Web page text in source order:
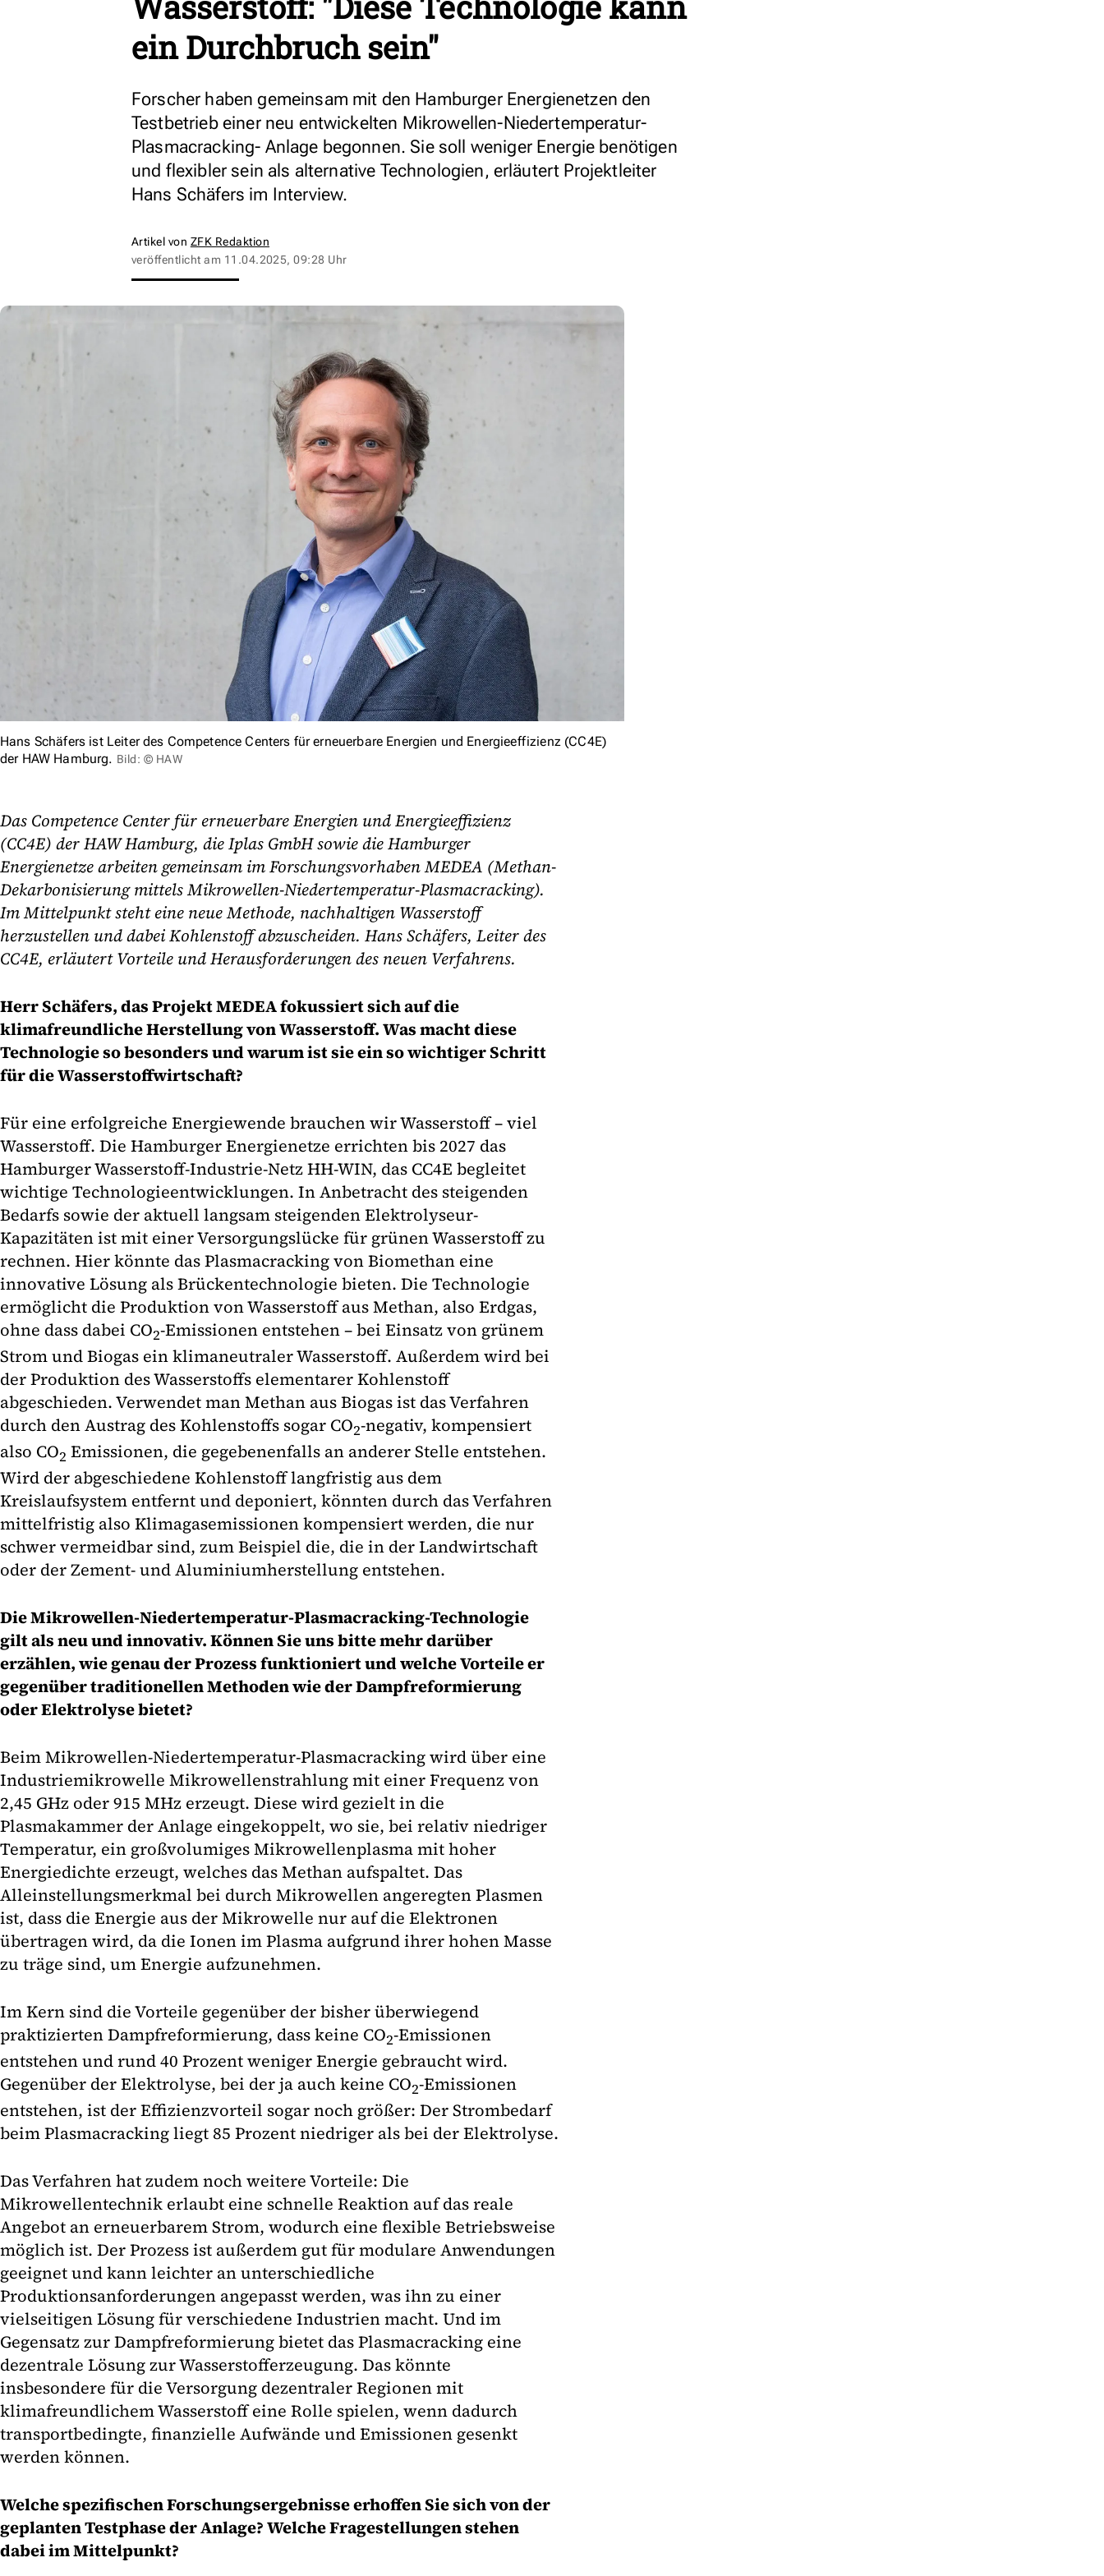
ein Durchbruch sein"
Forscher haben gemeinsam mit den Hamburger Energienetzen den
Testbetrieb einer neu entwickelten Mikrowellen-Niedertemperatur-
Plasmacracking- Anlage begonnen. Sie soll weniger Energie benötigen
und flexibler sein als alternative Technologien, erläutert Projektleiter
Hans Schäfers im Interview.
Artikel von ZFK Redaktion
veröffentlicht am 11.04.2025, 09:28 Uhr
Hans Schäfers ist Leiter des Competence Centers für erneuerbare Energien und Energieeffizienz (CC4E)
der HAW Hamburg. Bild: © HAW
Das Competence Center für erneuerbare Energien und Energieeffizienz
(CC4E) der HAW Hamburg, die Iplas GmbH sowie die Hamburger
Energienetze arbeiten gemeinsam im Forschungsvorhaben MEDEA (Methan-
Dekarbonisierung mittels Mikrowellen-Niedertemperatur-Plasmacracking).
Im Mittelpunkt steht eine neue Methode, nachhaltigen Wasserstoff
herzustellen und dabei Kohlenstoff abzuscheiden. Hans Schäfers, Leiter des
CC4E, erläutert Vorteile und Herausforderungen des neuen Verfahrens.
Herr Schäfers, das Projekt MEDEA fokussiert sich auf die
klimafreundliche Herstellung von Wasserstoff. Was macht diese
Technologie so besonders und warum ist sie ein so wichtiger Schritt
für die Wasserstoffwirtschaft?
Für eine erfolgreiche Energiewende brauchen wir Wasserstoff – viel
Wasserstoff. Die Hamburger Energienetze errichten bis 2027 das
Hamburger Wasserstoff-Industrie-Netz HH-WIN, das CC4E begleitet
wichtige Technologieentwicklungen. In Anbetracht des steigenden
Bedarfs sowie der aktuell langsam steigenden Elektrolyseur-
Kapazitäten ist mit einer Versorgungslücke für grünen Wasserstoff zu
rechnen. Hier könnte das Plasmacracking von Biomethan eine
innovative Lösung als Brückentechnologie bieten. Die Technologie
ermöglicht die Produktion von Wasserstoff aus Methan, also Erdgas,
ohne dass dabei CO2-Emissionen entstehen – bei Einsatz von grünem
Strom und Biogas ein klimaneutraler Wasserstoff. Außerdem wird bei
der Produktion des Wasserstoffs elementarer Kohlenstoff
abgeschieden. Verwendet man Methan aus Biogas ist das Verfahren
durch den Austrag des Kohlenstoffs sogar CO2-negativ, kompensiert
also CO2 Emissionen, die gegebenenfalls an anderer Stelle entstehen.
Wird der abgeschiedene Kohlenstoff langfristig aus dem
Kreislaufsystem entfernt und deponiert, könnten durch das Verfahren
mittelfristig also Klimagasemissionen kompensiert werden, die nur
schwer vermeidbar sind, zum Beispiel die, die in der Landwirtschaft
oder der Zement- und Aluminiumherstellung entstehen.
Die Mikrowellen-Niedertemperatur-Plasmacracking-Technologie
gilt als neu und innovativ. Können Sie uns bitte mehr darüber
erzählen, wie genau der Prozess funktioniert und welche Vorteile er
gegenüber traditionellen Methoden wie der Dampfreformierung
oder Elektrolyse bietet?
Beim Mikrowellen-Niedertemperatur-Plasmacracking wird über eine
Industriemikrowelle Mikrowellenstrahlung mit einer Frequenz von
2,45 GHz oder 915 MHz erzeugt. Diese wird gezielt in die
Plasmakammer der Anlage eingekoppelt, wo sie, bei relativ niedriger
Temperatur, ein großvolumiges Mikrowellenplasma mit hoher
Energiedichte erzeugt, welches das Methan aufspaltet. Das
Alleinstellungsmerkmal bei durch Mikrowellen angeregten Plasmen
ist, dass die Energie aus der Mikrowelle nur auf die Elektronen
übertragen wird, da die Ionen im Plasma aufgrund ihrer hohen Masse
zu träge sind, um Energie aufzunehmen.
Im Kern sind die Vorteile gegenüber der bisher überwiegend
praktizierten Dampfreformierung, dass keine CO2-Emissionen
entstehen und rund 40 Prozent weniger Energie gebraucht wird.
Gegenüber der Elektrolyse, bei der ja auch keine CO2-Emissionen
entstehen, ist der Effizienzvorteil sogar noch größer: Der Strombedarf
beim Plasmacracking liegt 85 Prozent niedriger als bei der Elektrolyse.
Das Verfahren hat zudem noch weitere Vorteile: Die
Mikrowellentechnik erlaubt eine schnelle Reaktion auf das reale
Angebot an erneuerbarem Strom, wodurch eine flexible Betriebsweise
möglich ist. Der Prozess ist außerdem gut für modulare Anwendungen
geeignet und kann leichter an unterschiedliche
Produktionsanforderungen angepasst werden, was ihn zu einer
vielseitigen Lösung für verschiedene Industrien macht. Und im
Gegensatz zur Dampfreformierung bietet das Plasmacracking eine
dezentrale Lösung zur Wasserstofferzeugung. Das könnte
insbesondere für die Versorgung dezentraler Regionen mit
klimafreundlichem Wasserstoff eine Rolle spielen, wenn dadurch
transportbedingte, finanzielle Aufwände und Emissionen gesenkt
werden können.
Welche spezifischen Forschungsergebnisse erhoffen Sie sich von der
geplanten Testphase der Anlage? Welche Fragestellungen stehen
dabei im Mittelpunkt?